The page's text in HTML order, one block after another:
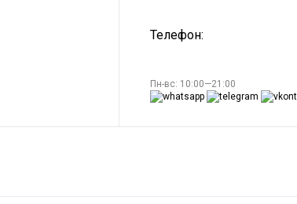
Телефон:
Пн-вс: 10:00—21:00